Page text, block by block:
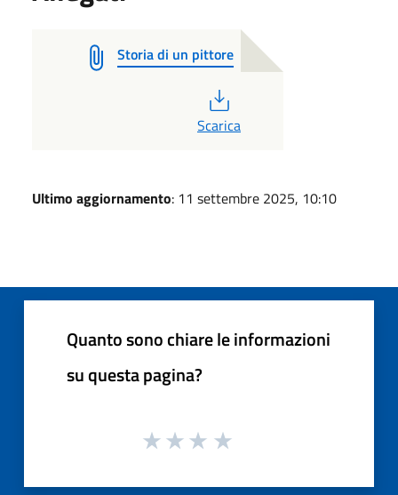
Storia di un pittore
Scarica
Ultimo aggiornamento: 11 settembre 2025, 10:10
Quanto sono chiare le informazioni
su questa pagina?